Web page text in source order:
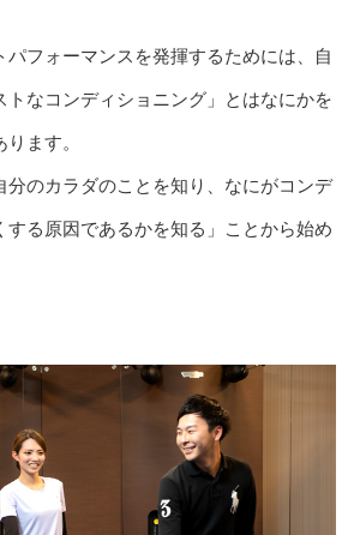
パフォーマンスを発揮するためには、自
トなコンディショニング」とはなにかを
ます。
分のカラダのことを知り、なにがコンデ
する原因であるかを知る」ことから始め